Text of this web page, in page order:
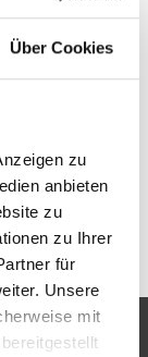
Über Cookies
zu
anbieten
zu
zu Ihrer
für
Unsere
mit